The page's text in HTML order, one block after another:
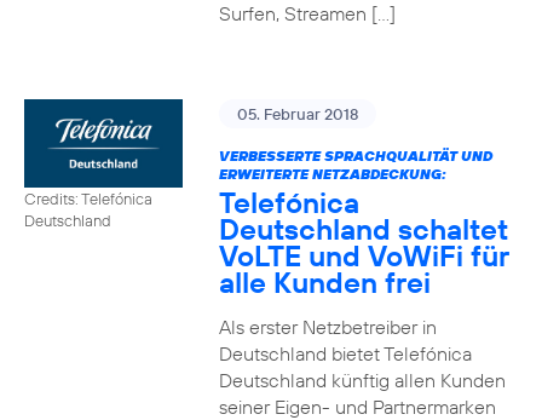
Surfen, Streamen […]
Credits: Telefónica
Deutschland
05. Februar 2018
VERBESSERTE SPRACHQUALITÄT UND
ERWEITERTE NETZABDECKUNG:
Telefónica
Deutschland schaltet
VoLTE und VoWiFi für
alle Kunden frei
Als erster Netzbetreiber in
Deutschland bietet Telefónica
Deutschland künftig allen Kunden
seiner Eigen- und Partnermarken